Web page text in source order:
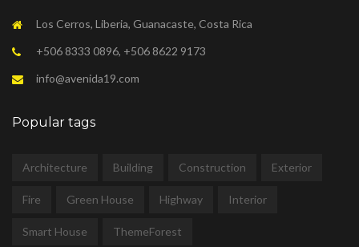
Los Cerros, Liberia, Guanacaste, Costa Rica
+506 8333 0896, +506 8622 9173
info@avenida19.com
Popular tags
Architecture Building Construction Exterior
Fire Green House Highway Interior
Smart House ThemeForest